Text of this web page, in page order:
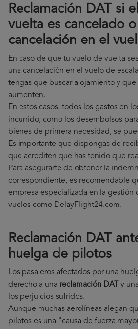
Reclamación DAT si
vuelta es cancelado
cancelación en el
En caso de que tu vuelo de vuelta
una cancelación en el vuelo de
tengas que buscar alojamiento y que
aumenten.
En estos casos, todos los gastos en
incurrido, como los desembolsos
bienes de primera necesidad, se
Es importante que dispongas de
que acrediten que has tenido que
Para asegurarte de obtener la
correspondiente, es recomendable
empresa especializada en la gestión
vuelos como DelayFlight24.com.
Reclamación DAT
huelga de pilotos
Los pasajeros afectados por una
derecho a una reclamación DAT y
los perjuicios sufridos.
Aunque muchas aerolíneas alegan
pilotos es una "causa de fuerza